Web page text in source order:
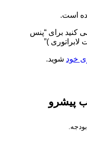
است.
کنید برای “پنس
)”
خود شوید.
پیشرو